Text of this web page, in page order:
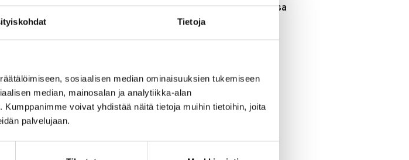
Tietoja
sosiaalisen median ominaisuuksien tukemiseen
median, mainosalan ja analytiikka-alan
voivat yhdistää näitä tietoja muihin tietoihin, joita
palvelujaan.
Jos viljelijä
ja orgaanisten
Asfaltointityöt taajamassa
myöhästyvät